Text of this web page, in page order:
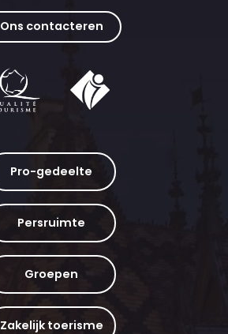
Ons contacteren
Pro-gedeelte
Persruimte
Groepen
Zakelijk toerisme